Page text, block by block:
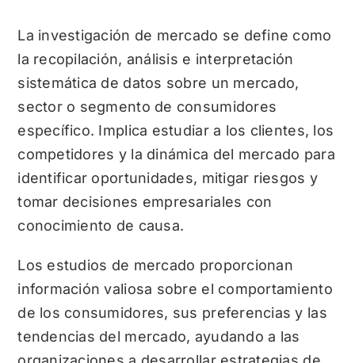
La investigación de mercado se define como
la recopilación, análisis e interpretación
sistemática de datos sobre un mercado,
sector o segmento de consumidores
específico. Implica estudiar a los clientes, los
competidores y la dinámica del mercado para
identificar oportunidades, mitigar riesgos y
tomar decisiones empresariales con
conocimiento de causa.
Los estudios de mercado proporcionan
información valiosa sobre el comportamiento
de los consumidores, sus preferencias y las
tendencias del mercado, ayudando a las